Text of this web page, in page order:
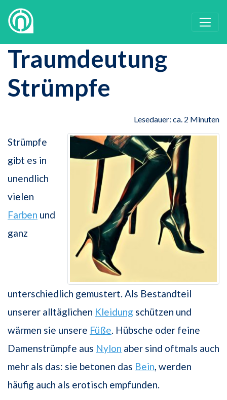
Traumdeutung
Strümpfe
Lesedauer: ca. 2 Minuten
Strümpfe
gibt es in
unendlich
vielen
Farben und
ganz
unterschiedlich gemustert. Als Bestandteil
unserer alltäglichen Kleidung schützen und
wärmen sie unsere Füße. Hübsche oder feine
Damenstrümpfe aus Nylon aber sind oftmals auch
mehr als das: sie betonen das Bein, werden
häufig auch als erotisch empfunden.